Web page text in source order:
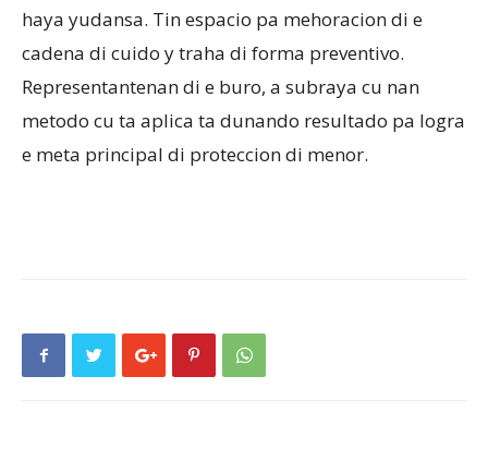
haya yudansa. Tin espacio pa mehoracion di e
cadena di cuido y traha di forma preventivo.
Representantenan di e buro, a subraya cu nan
metodo cu ta aplica ta dunando resultado pa logra
e meta principal di proteccion di menor.